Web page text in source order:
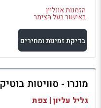
הזמנות אונליין
באישור בעל הצימר
בדיקת זמינות ומחירים
למתחם זה
בדיקת זמינות ומחירים
מונרו - סוויטות בוטיק
גליל עליון | צפת